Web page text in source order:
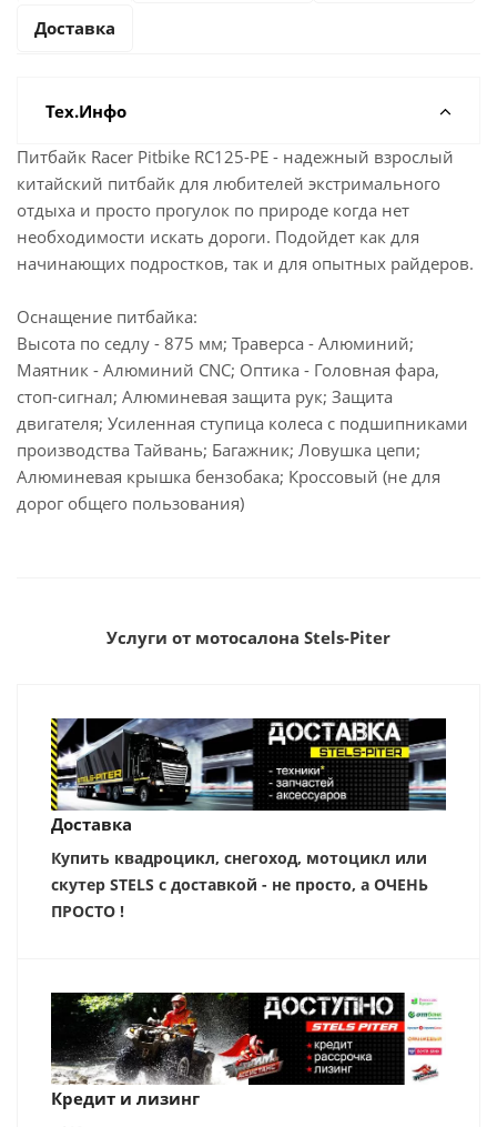
Доставка
Тех.Инфо
Питбайк Racer Pitbike RC125-PE - надежный взрослый
китайский питбайк для любителей экстримального
отдыха и просто прогулок по природе когда нет
необходимости искать дороги. Подойдет как для
начинающих подростков, так и для опытных райдеров.
Оснащение питбайка:
Высота по седлу - 875 мм; Траверса - Алюминий;
Маятник - Алюминий CNC; Оптика - Головная фара,
стоп-сигнал; Алюминевая защита рук; Защита
двигателя; Усиленная ступица колеса с подшипниками
производства Тайвань; Багажник; Ловушка цепи;
Алюминевая крышка бензобака; Кроссовый (не для
дорог общего пользования)
Услуги от мотосалона Stels-Piter
Доставка
Купить квадроцикл, снегоход, мотоцикл или
скутер STELS с доставкой - не просто, а ОЧЕНЬ
ПРОСТО !
Кредит и лизинг